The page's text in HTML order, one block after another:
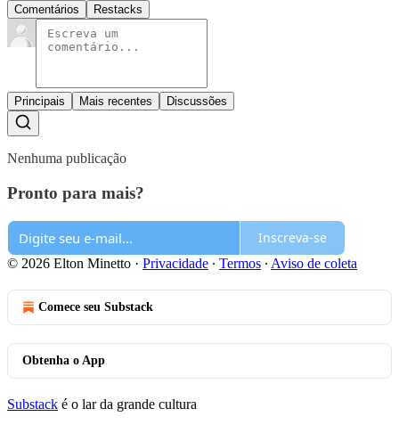
Comentários Restacks
Principais Mais recentes Discussões
Nenhuma publicação
Pronto para mais?
Inscreva-se
© 2026 Elton Minetto · Privacidade ∙ Termos ∙ Aviso de coleta
Comece seu Substack
Obtenha o App
Substack é o lar da grande cultura